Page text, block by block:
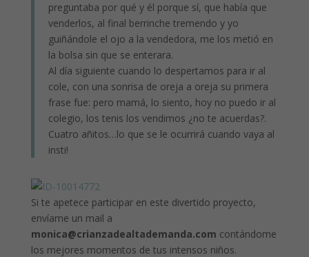
preguntaba por qué y él porque sí, que había que
venderlos, al final berrinche tremendo y yo
guiñándole el ojo a la vendedora, me los metió en
la bolsa sin que se enterara.
Al día siguiente cuando lo despertamos para ir al
cole, con una sonrisa de oreja a oreja su primera
frase fue: pero mamá, lo siento, hoy no puedo ir al
colegio, los tenis los vendimos ¿no te acuerdas?.
Cuatro añitos…lo que se le ocurrirá cuando vaya al
insti!
Si te apetece participar en este divertido proyecto,
envíame un mail a
monica@crianzadealtademanda.com contándome
los mejores momentos de tus intensos niños.